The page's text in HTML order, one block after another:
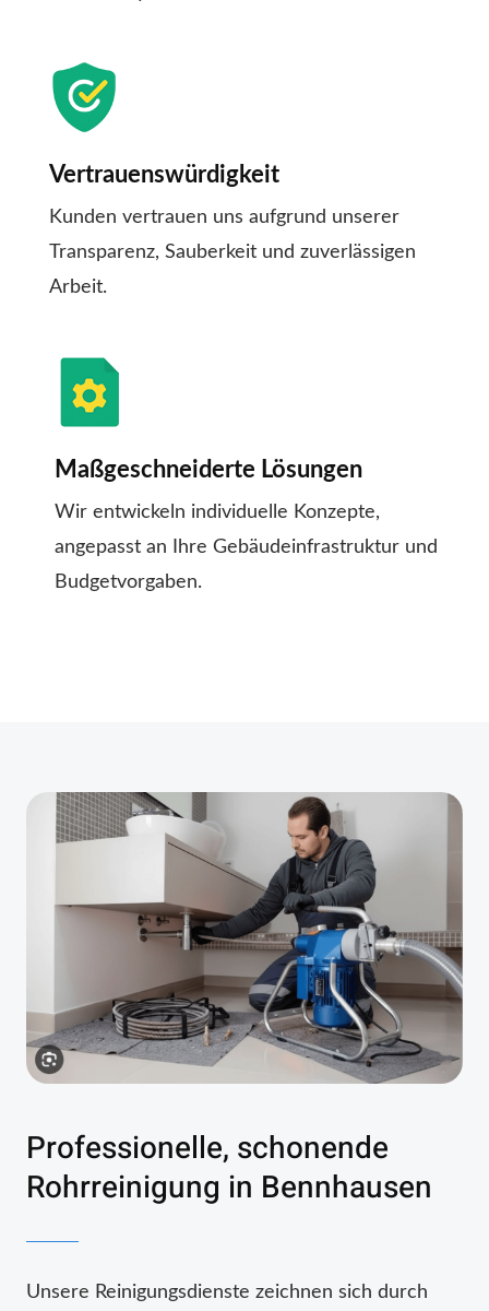
Vertrauenswürdigkeit
Kunden vertrauen uns aufgrund unserer
Transparenz, Sauberkeit und zuverlässigen
Arbeit.
Maßgeschneiderte Lösungen
Wir entwickeln individuelle Konzepte,
angepasst an Ihre Gebäudeinfrastruktur und
Budgetvorgaben.
Professionelle, schonende
Rohrreinigung in Bennhausen
Unsere Reinigungsdienste zeichnen sich durch